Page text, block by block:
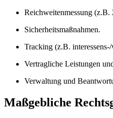
Reichweitenmessung
Sicherheitsmaßnahmen.
Tracking (z.B.
Vertragliche Leistungen
Verwaltung und
Maßgebliche